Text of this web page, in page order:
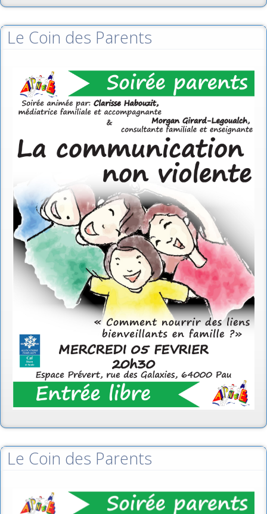
Le Coin des Parents
Le Coin des Parents